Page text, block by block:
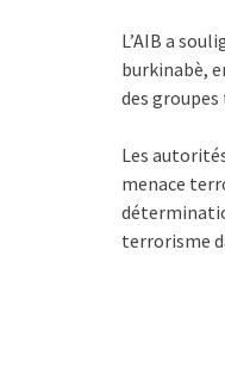
L’AIB a
burkinabè,
des
Les
menace
terrorisme